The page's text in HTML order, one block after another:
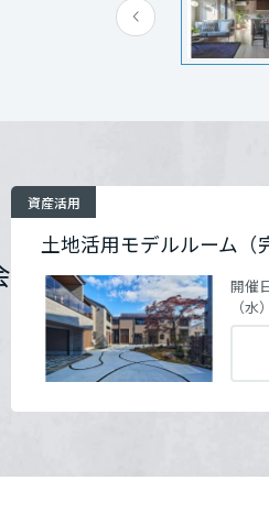
土地活用モデルルーム（
資産活用
開催
（
栃木県
馬県
営業時間：
定休日：火・